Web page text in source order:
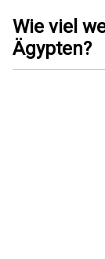
Wie viel
Ägypten?